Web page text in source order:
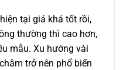
tại giá khá tốt rồi,
thường thì cao hơn,
mẫu. Xu hướng vài
trở nên phổ biến